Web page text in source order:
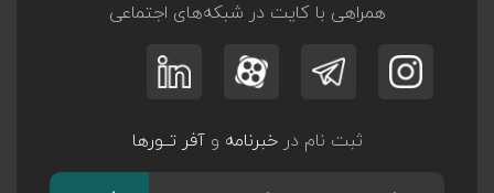
همراهی با کایت در شبکه‌های اجتماعی
ثبت نام درخبرنامه وآفر تــورها